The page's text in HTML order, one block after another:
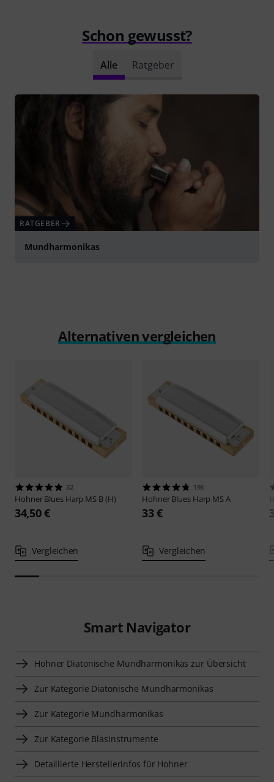
Schon gewusst?
Alle Ratgeber
RATGEBER
Mundharmonikas
Alternativen vergleichen
32
HohnerBlues Harp MS B (H)
34,50 €
Vergleichen
193
HohnerBlues Harp MS A
33 €
Vergleichen
Smart Navigator
Hohner Diatonische Mundharmonikas zur Übersicht
Zur Kategorie Diatonische Mundharmonikas
Zur Kategorie Mundharmonikas
Zur Kategorie Blasinstrumente
Detaillierte Herstellerinfos für Hohner